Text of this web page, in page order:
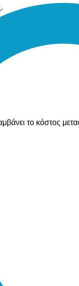
το κόστος